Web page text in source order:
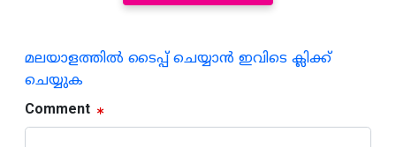
മലയാളത്തില്‍ ടൈപ്പ് ചെയ്യാന്‍ ഇവിടെ ക്ലിക്ക്
ചെയ്യുക
Comment